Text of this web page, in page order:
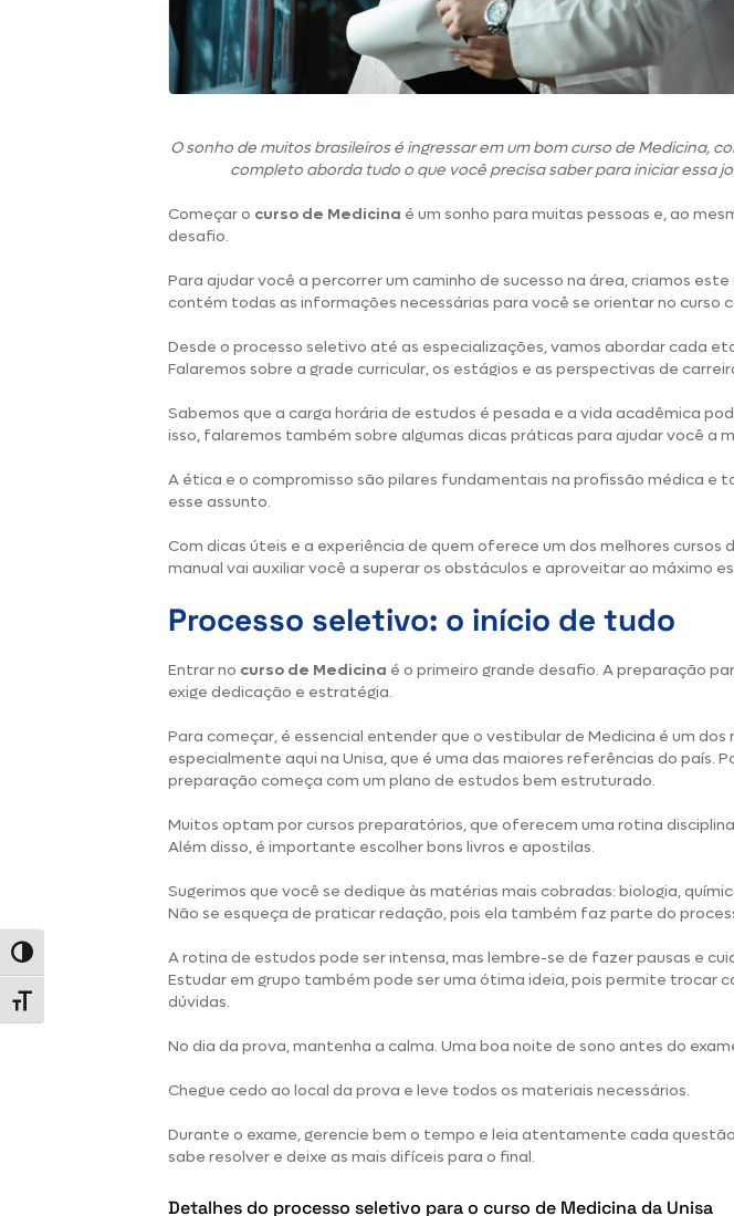
Alternar alto contraste
Alternar tamanho da fonte
O sonho de muitos brasileiros é ingressar em um bom curso de Medicina,
completo aborda tudo o que você precisa saber para iniciar essa
Começar o curso de Medicina é um sonho para muitas pessoas e, ao
desafio.
Para ajudar você a percorrer um caminho de sucesso na área, criamos
contém todas as informações necessárias para você se orientar no curso
Desde o processo seletivo até as especializações, vamos abordar cada
Falaremos sobre a grade curricular, os estágios e as perspectivas de
Sabemos que a carga horária de estudos é pesada e a vida acadêmica
isso, falaremos também sobre algumas dicas práticas para ajudar você a
A ética e o compromisso são pilares fundamentais na profissão médica e
esse assunto.
Com dicas úteis e a experiência de quem oferece um dos melhores cursos
manual vai auxiliar você a superar os obstáculos e aproveitar ao máximo
Processo seletivo: o início de tudo
Entrar no curso de Medicina é o primeiro grande desafio. A preparação
exige dedicação e estratégia.
Para começar, é essencial entender que o vestibular de Medicina é um dos
especialmente aqui na Unisa, que é uma das maiores referências do país.
preparação começa com um plano de estudos bem estruturado.
Muitos optam por cursos preparatórios, que oferecem uma rotina
Além disso, é importante escolher bons livros e apostilas.
Sugerimos que você se dedique às matérias mais cobradas: biologia,
Não se esqueça de praticar redação, pois ela também faz parte do
A rotina de estudos pode ser intensa, mas lembre-se de fazer pausas e
Estudar em grupo também pode ser uma ótima ideia, pois permite trocar
dúvidas.
No dia da prova, mantenha a calma. Uma boa noite de sono antes do
Chegue cedo ao local da prova e leve todos os materiais necessários.
Durante o exame, gerencie bem o tempo e leia atentamente cada
sabe resolver e deixe as mais difíceis para o final.
Detalhes do processo seletivo para o curso de Medicina da Unisa